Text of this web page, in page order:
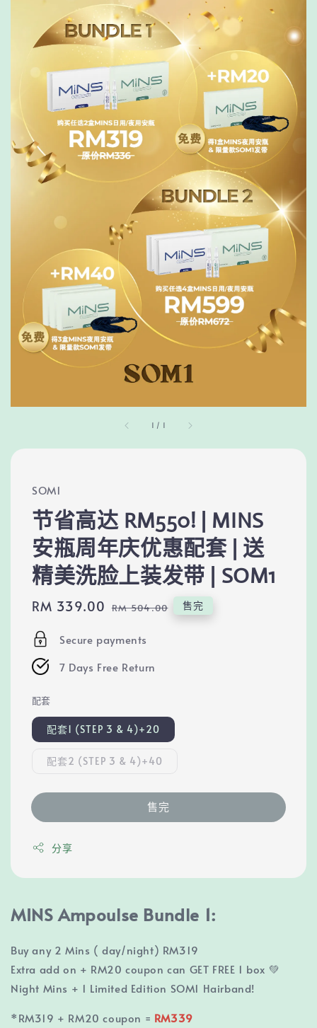
1 / 1
SOM1
节省高达 RM550! | MINS
安瓶周年庆优惠配套 | 送
精美洗脸上装发带 | SOM1
Sale
RM 339.00 Regular
RM 504.00 售完
Secure payments
7 Days Free Return
配套
配套1 (STEP 3 & 4)+20
配套2 (STEP 3 & 4)+40
售完
分享
MINS Ampoulse Bundle 1:
Buy any 2 Mins ( day/night) RM319
Extra add on + RM20 coupon can GET FREE 1 box 💚
Night Mins + 1 Limited Edition SOM1 Hairband!
*RM319 + RM20 coupon = RM339